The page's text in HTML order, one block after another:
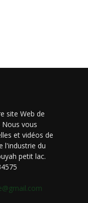
site Web de
vous
et vidéos de
l'industrie du
petit lac.